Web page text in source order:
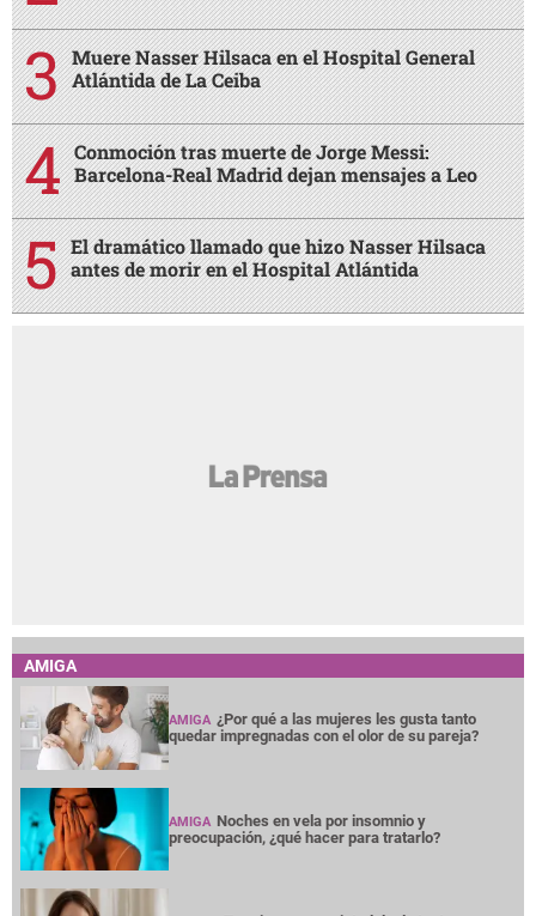
Muere Nasser Hilsaca en el Hospital General
Atlántida de La Ceiba
Conmoción tras muerte de Jorge Messi:
Barcelona-Real Madrid dejan mensajes a Leo
El dramático llamado que hizo Nasser Hilsaca
antes de morir en el Hospital Atlántida
AMIGA
AMIGA ¿Por qué a las mujeres les gusta tanto
quedar impregnadas con el olor de su pareja?
AMIGA Noches en vela por insomnio y
preocupación, ¿qué hacer para tratarlo?